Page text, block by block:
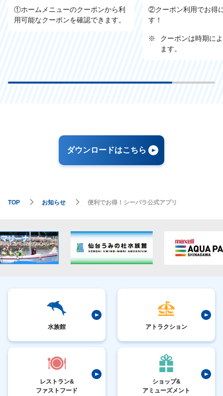
①ホームメニューのクーポンから利
用可能なクーポンを確認できます。
②クーポン利用でお得
す！
※
クーポンは時期に
ます。
ダウンロードはこちら
TOP お知らせ 便利でお得！シーパラ公式アプリ
水族館 アトラクション
レストラン&
ファストフード
ショップ&
アミューズメント